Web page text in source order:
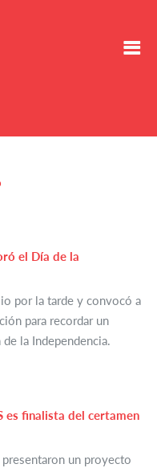
el Día de la
por la tarde y convocó a
para recordar un
la Independencia.
es finalista del certamen
un proyecto